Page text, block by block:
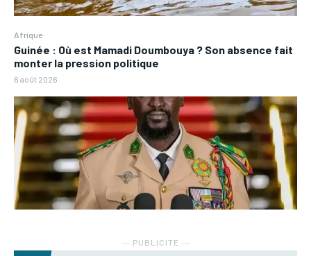
Afrique
Guinée : Où est Mamadi Doumbouya ? Son absence fait
monter la pression politique
6 août 2026
― PUBLICITE ―